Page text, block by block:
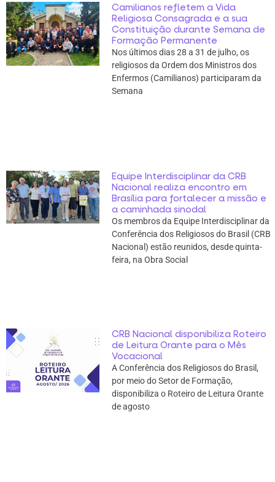
Camilianos refletem a Vida
Religiosa Consagrada e a sua
Constituição durante Semana de
Formação Permanente
Nos últimos dias 28 a 31 de julho, os
religiosos da Ordem dos Ministros dos
Enfermos (Camilianos) participaram da
Semana
Equipe Interdisciplinar da CRB
Nacional realiza encontro em
Brasília para fortalecer a missão e
a caminhada sinodal
Os membros da Equipe Interdisciplinar da
Conferência dos Religiosos do Brasil (CRB
Nacional) estão reunidos, desde quinta-
feira, na Obra Social
CRB Nacional disponibiliza Roteiro
de Leitura Orante para o Mês
Vocacional
A Conferência dos Religiosos do Brasil,
por meio do Setor de Formação,
disponibiliza o Roteiro de Leitura Orante
de agosto